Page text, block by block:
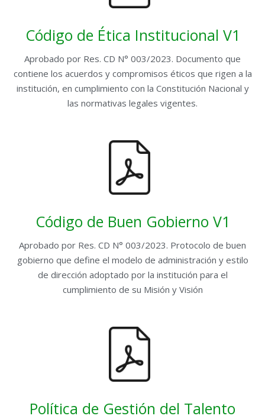
Código de Ética Institucional V1
Aprobado por Res. CD N° 003/2023. Documento que
contiene los acuerdos y compromisos éticos que rigen a la
institución, en cumplimiento con la Constitución Nacional y
las normativas legales vigentes.
Código de Buen Gobierno V1
Aprobado por Res. CD N° 003/2023. Protocolo de buen
gobierno que define el modelo de administración y estilo
de dirección adoptado por la institución para el
cumplimiento de su Misión y Visión
Política de Gestión del Talento